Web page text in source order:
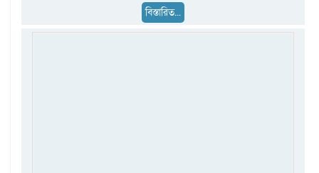
বিস্তারিত...